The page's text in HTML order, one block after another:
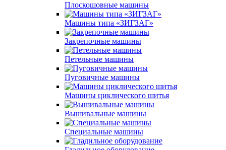
Плоскошовные машины
Машины типа «ЗИГЗАГ»
Закрепочные машины
Петельные машины
Пуговичные машины
Машины циклического шитья
Вышивальные машины
Специальные машины